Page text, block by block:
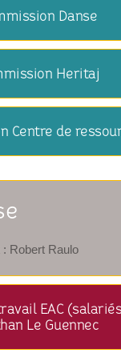
Danse
Heritaj
Centre de
Robert Raulo
EAC
Le Guennec